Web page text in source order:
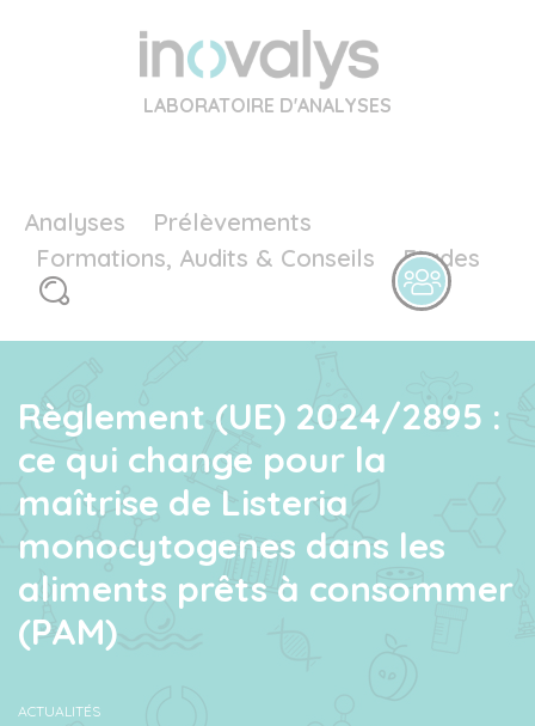
LABORATOIRE D'ANALYSES
Analyses
Prélèvements
Formations, Audits & Conseils
Etudes
Règlement (UE) 2024/2895 :
ce qui change pour la
maîtrise de Listeria
monocytogenes dans les
aliments prêts à consommer
(PAM)
ACTUALITÉS